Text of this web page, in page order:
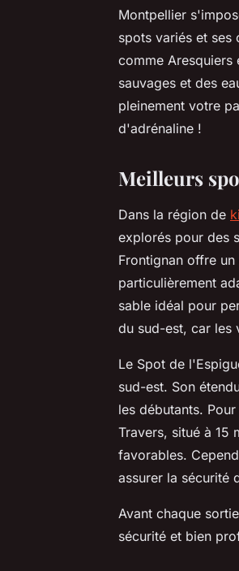
Montpellier
spots variés et ses
comme Aresquiers
sauvages et des
pleinement votre
d'adrénaline !
Meilleurs
Dans la région de
explorés pour des
Frontignan offre
particulièrement
sable idéal pour
du sud-est, car les
Le Spot de
sud-est. Son
les débutants.
Travers, situé à 15
favorables.
assurer la sécurité
Avant chaque
sécurité et bien